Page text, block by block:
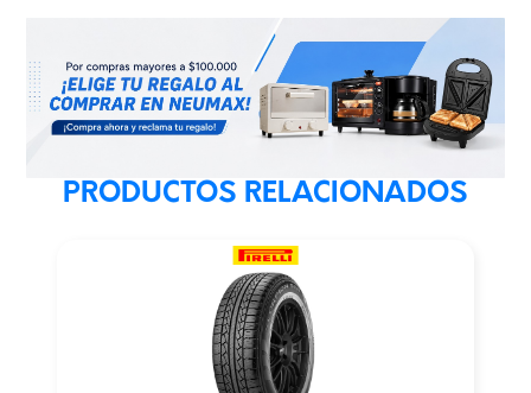
PRODUCTOS RELACIONADOS